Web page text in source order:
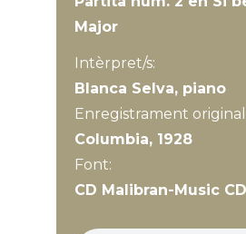
Major
Intèrpret/s:
Blanca Selva, piano
Enregistrament
Columbia, 1928
Font:
CD Malibran-Music